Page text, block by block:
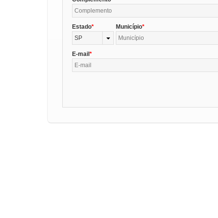
Estado
SP
Município
E-mail